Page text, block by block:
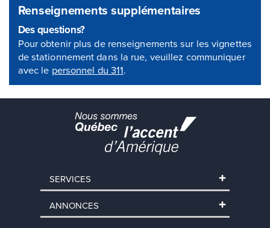
Renseignements supplémentaires
Des questions?
Pour obtenir plus de renseignements sur les vignettes
de stationnement dans la rue, veuillez communiquer
avec le personnel du 311.
SERVICES
ANNONCES